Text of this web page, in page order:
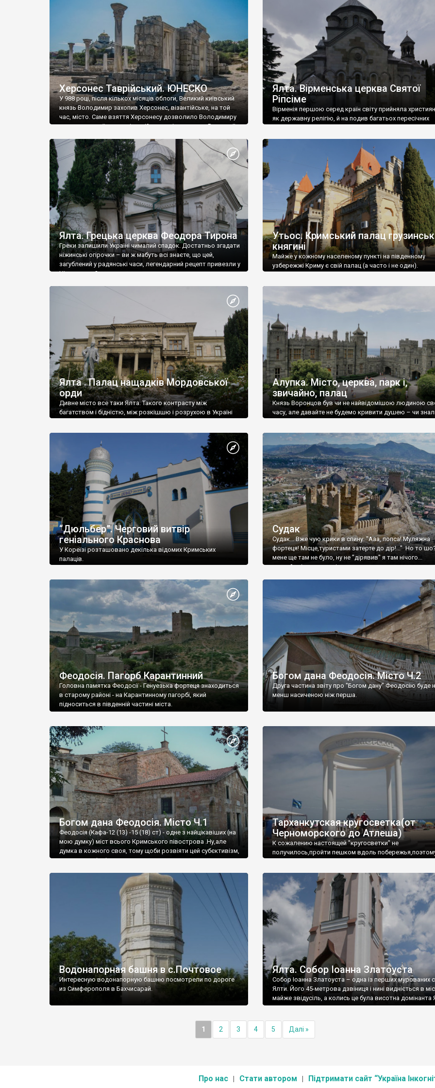
візантійської доби. Раритети викрадені з фондів об’єкту
культурної спадщини ЮНЕСКО «Херсонеса Таврійського».
Офіційно – на виставку «Золото Візантії», але експерти та
влада в Україні вважають це лише […]
називаються «повстяками» (postaki)…” “Вино. Крим
виробляє відмінне вино і його вдосталь: воно все
легке біле і дуже […]
Херсонес Таврійський. ЮНЕСКО
У 988 році, після кількох місяців облоги, Великий київський
князь Володимир захопив Херсонес, візантійське, на той
час, місто. Саме взяття Херсонесу дозволило Володимиру
диктувати свої умови візантійському імператору Василю ІІ,
Херсонесі Володимир-язичник, став Василем-
християнином. А потім було Хрещення Русі. На честь
Херсонесу Таврійського названо місто […]
Ялта. Вірменська церква Святої
Ріпсіме
Вірменія першою серед країн світу прийняла
як державну релігію, й на подив багатьох пересічних
Ялта. Грецька церква Феодора Тирона
Греки залишили Україні чималий спадок. Достатньо згадати
ніжинські огірочки – ви ж мабуть всі знаєте, що цей,
загублений у радянські часи, легендарний рецепт привезли у
Ніжин греки?
Утьос. Кримський палац
княгині
Майже у кожному населеному пункті на південному
узбережжі Криму є свій палац (а часто і не один).
Ялта . Палац нащадків Мордовської
орди
Дивне місто все таки Ялта. Такого контрасту між
багатством і бідністю, між розкішшю і розрухою в Україні
Алупка. Місто, церква, парк і,
звичайно, палац
Князь Воронцов був чи не найвідомішою людиною
часу, але давайте не будемо кривити душею – чи
“Дюльбер”. Черговий витвір
геніального Краснова
У Кореїзі розташовано декілька відомих Кримських
палаців.
Судак
Судак... Вже чую крики в спину: "Ааа, попса! Муляжна
фортеця! Місце,туристами затерте до дір!..." Но то
мене ще там не було, ну не "дірявив" я там нічого...
принаймні до цього літа.
Феодосія. Пагорб Карантинний
Головна памятка Феодосії - Генуезька фортеця знаходиться
в старому районі - на Карантинному пагорбі, який
підноситься в південній частині міста.
Богом дана Феодосія. Місто Ч.2
Друга частина звіту про "Богом дану" Феодосію буде
менш насиченою ніж перша.
Богом дана Феодосія. Місто Ч.1
Феодосія (Кафа-12 (13) -15 (18) ст) - одне з найцікавіших (на
мою думку) міст всього Кримського півострова .Ну,але
думка в кожного своя, тому щоби розвіяти цей субєктивізм,
запрошую відвідати це
Тарханкутская кругосветка(от
Черноморского до Атлеша)
К сожалению настоящей "кругосветки" не
получилось,пройти пешком вдоль
Водонапорная башня в с.Почтовое
Интересную водонапорную башню посмотрели по дороге
из Симферополя в Бахчисарай.
Ялта. Собор Іоанна Златоуста
Собор Іоанна Златоуста – одна із перших мурованих
Ялти. Його 45-метрова дзвіниця і нині видніється в
майже звідусіль, а колись це була висотна домінанта
1 2 3 4 5 Далі »
Про нас Стати автором Підтримати сайт “Україна